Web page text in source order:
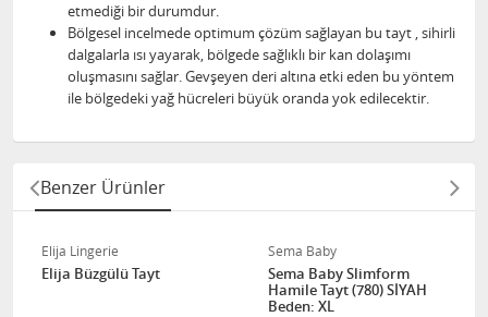
etmediği bir durumdur.
Bölgesel incelmede optimum çözüm sağlayan bu tayt , sihirli
dalgalarla ısı yayarak, bölgede sağlıklı bir kan dolaşımı
oluşmasını sağlar. Gevşeyen deri altına etki eden bu yöntem
ile bölgedeki yağ hücreleri büyük oranda yok edilecektir.
Benzer Ürünler
Elija Lingerie
Elija Büzgülü Tayt
Sema Baby
Sema Baby Slimform
Hamile Tayt (780) SİYAH
Beden: XL